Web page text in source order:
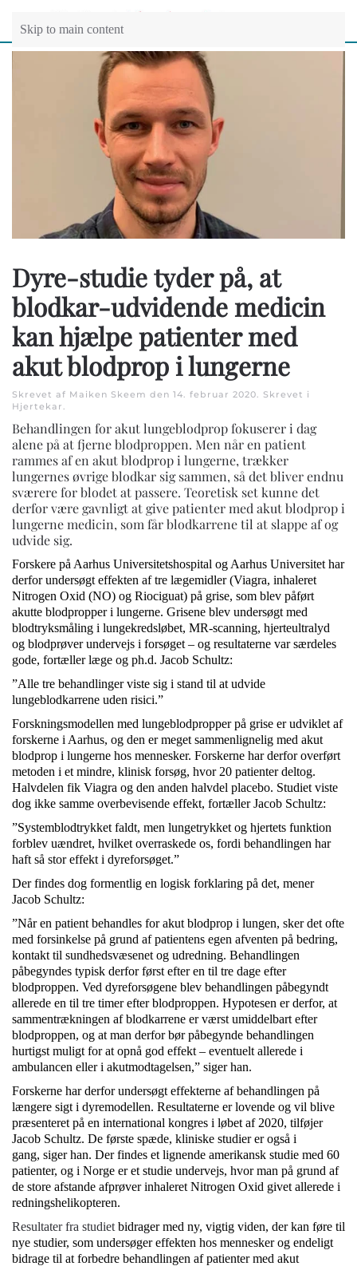
Skip to main content
Dyre-studie tyder på, at
blodkar-udvidende medicin
kan hjælpe patienter med
akut blodprop i lungerne
Skrevet af Maiken Skeem den 14. februar 2020 . Skrevet i
Hjertekar
Behandlingen for akut lungeblodprop fokuserer i dag
alene på at fjerne blodproppen. Men når en patient
rammes af en akut blodprop i lungerne, trækker
lungernes øvrige blodkar sig sammen, så det bliver endnu
sværere for blodet at passere. Teoretisk set kunne det
derfor være gavnligt at give patienter med akut blodprop i
lungerne medicin, som får blodkarrene til at slappe af og
udvide sig.
Forskere på Aarhus Universitetshospital og Aarhus Universitet har
derfor undersøgt effekten af tre lægemidler (Viagra, inhaleret
Nitrogen Oxid (NO) og Riociguat) på grise, som blev påført
akutte blodpropper i lungerne. Grisene blev undersøgt med
blodtryksmåling i lungekredsløbet, MR-scanning, hjerteultralyd
og blodprøver undervejs i forsøget – og resultaterne var særdeles
gode, fortæller læge og ph.d. Jacob Schultz:
”Alle tre behandlinger viste sig i stand til at udvide
lungeblodkarrene uden risici.”
Forskningsmodellen med lungeblodpropper på grise er udviklet af
forskerne i Aarhus, og den er meget sammenlignelig med akut
blodprop i lungerne hos mennesker. Forskerne har derfor overført
metoden i et mindre, klinisk forsøg, hvor 20 patienter deltog.
Halvdelen fik Viagra og den anden halvdel placebo. Studiet viste
dog ikke samme overbevisende effekt, fortæller Jacob Schultz:
”Systemblodtrykket faldt, men lungetrykket og hjertets funktion
forblev uændret, hvilket overraskede os, fordi behandlingen har
haft så stor effekt i dyreforsøget.”
Der findes dog formentlig en logisk forklaring på det, mener
Jacob Schultz:
”Når en patient behandles for akut blodprop i lungen, sker det ofte
med forsinkelse på grund af patientens egen afventen på bedring,
kontakt til sundhedsvæsenet og udredning. Behandlingen
påbegyndes typisk derfor først efter en til tre dage efter
blodproppen. Ved dyreforsøgene blev behandlingen påbegyndt
allerede en til tre timer efter blodproppen. Hypotesen er derfor, at
sammentrækningen af blodkarrene er værst umiddelbart efter
blodproppen, og at man derfor bør påbegynde behandlingen
hurtigst muligt for at opnå god effekt – eventuelt allerede i
ambulancen eller i akutmodtagelsen,” siger han.
Forskerne har derfor undersøgt effekterne af behandlingen på
længere sigt i dyremodellen. Resultaterne er lovende og vil blive
præsenteret på en international kongres i løbet af 2020, tilføjer
Jacob Schultz. De første spæde, kliniske studier er også i
gang, siger han. Der findes et lignende amerikansk studie med 60
patienter, og i Norge er et studie undervejs, hvor man på grund af
de store afstande afprøver inhaleret Nitrogen Oxid givet allerede i
redningshelikopteren.
Resultater fra studiet bidrager med ny, vigtig viden, der kan føre til
nye studier, som undersøger effekten hos mennesker og endeligt
bidrage til at forbedre behandlingen af patienter med akut